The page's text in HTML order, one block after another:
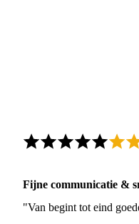
Fijne communicatie &
"Van begint tot eind